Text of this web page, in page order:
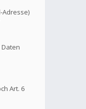
Adresse)
Art. 6